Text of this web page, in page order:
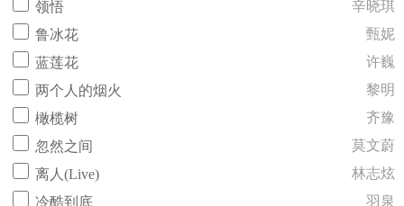
领悟
辛晓琪
鲁冰花
甄妮
蓝莲花
许巍
两个人的烟火
黎明
橄榄树
齐豫
忽然之间
莫文蔚
离人(Live)
林志炫
冷酷到底
羽泉